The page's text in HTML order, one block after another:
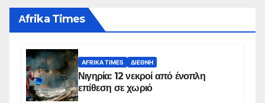
Αfrika Times
AFRIKA TIMES ΔΙΕΘΝΉ
Νιγηρία: 12 νεκροί από ένοπλη
επίθεση σε χωριό